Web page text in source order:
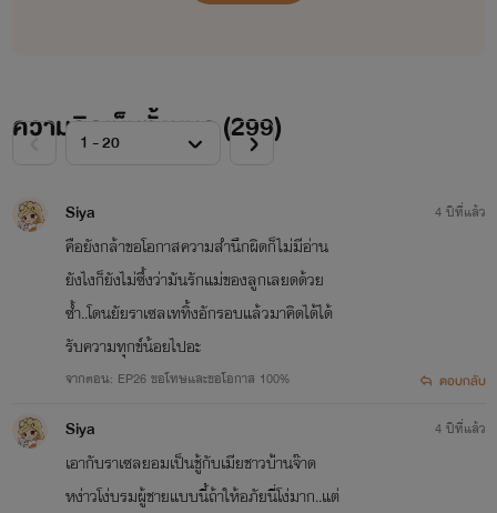
ความคิดเห็นทั้งหมด (299)
Siya
คือยังกล้าขอโอกาสความสำนึกผิดก็ไม่มีอ่าน
ยังไงก็ยังไม่ซึ้งว่ามันรักแม่ของลูกเลยดด้วย
ซ้ำ..โดนยัยราเซลเททิ้งอักรอบแล้วมาคิดได้ได้
รับความทุกข์น้อยไปอะ
จากตอน: EP26 ขอโทษและขอโอกาส 100%
4 ปีที่แล้ว
ตอบกลับ
Siya
เอากับราเซลยอมเป็นชู้กับเมียชาวบ้่านจ๊าด
หง่าวโง่บรมผู้ชายแบบนี้ถ้าให้อภัยนี่โง่มาก..แต่
4 ปีที่แล้ว